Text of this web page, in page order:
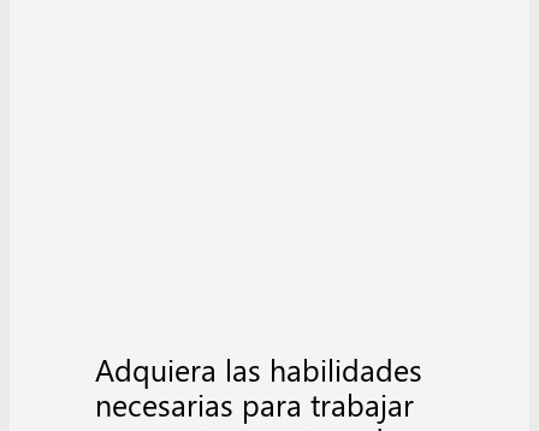
Adquiera las habilidades
necesarias para trabajar